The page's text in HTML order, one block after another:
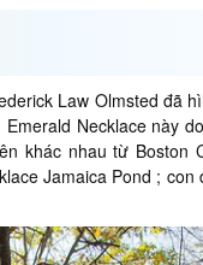
Law Olmsted đã
Necklace này
khác nhau từ Boston
Jamaica Pond ;